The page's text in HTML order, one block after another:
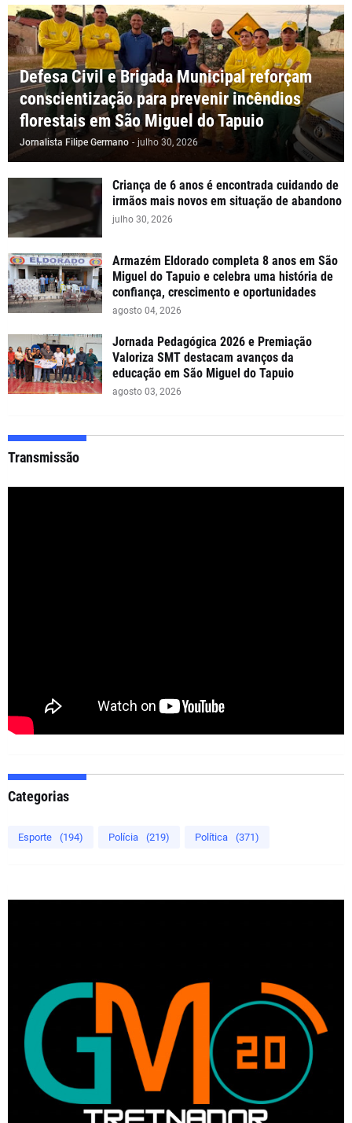
Defesa Civil e Brigada Municipal reforçam
conscientização para prevenir incêndios
florestais em São Miguel do Tapuio
Jornalista Filipe Germano - julho 30, 2026
Criança de 6 anos é encontrada cuidando de
irmãos mais novos em situação de abandono
julho 30, 2026
Armazém Eldorado completa 8 anos em São
Miguel do Tapuio e celebra uma história de
confiança, crescimento e oportunidades
agosto 04, 2026
Jornada Pedagógica 2026 e Premiação
Valoriza SMT destacam avanços da
educação em São Miguel do Tapuio
agosto 03, 2026
Transmissão
Categorias
Esporte (194) Polícia (219) Política (371)